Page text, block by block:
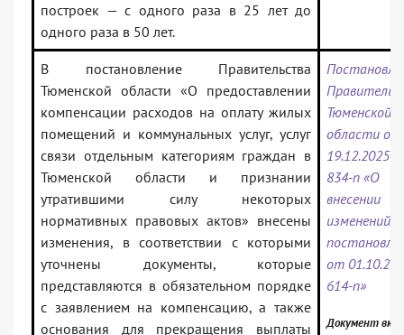
построек — с одного раза в 25 лет до
одного раза в 50 лет.
В постановление Правительства
Тюменской области «О предоставлении
компенсации расходов на оплату жилых
помещений и коммунальных услуг, услуг
связи отдельным категориям граждан в
Тюменской области и признании
утратившими силу некоторых
нормативных правовых актов» внесены
изменения, в соответствии с которыми
уточнены документы, которые
представляются в обязательном порядке
с заявлением на компенсацию, а также
основания для прекращения выплаты
Тюменской
области от
19.12.2025 N
834-п «О
внесении
изменений в
от
614-п»
Документ